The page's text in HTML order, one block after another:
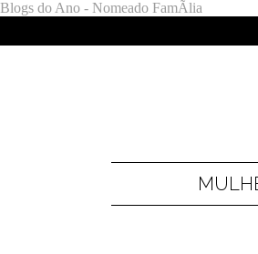
Blogs do Ano - Nomeado FamÃ­lia